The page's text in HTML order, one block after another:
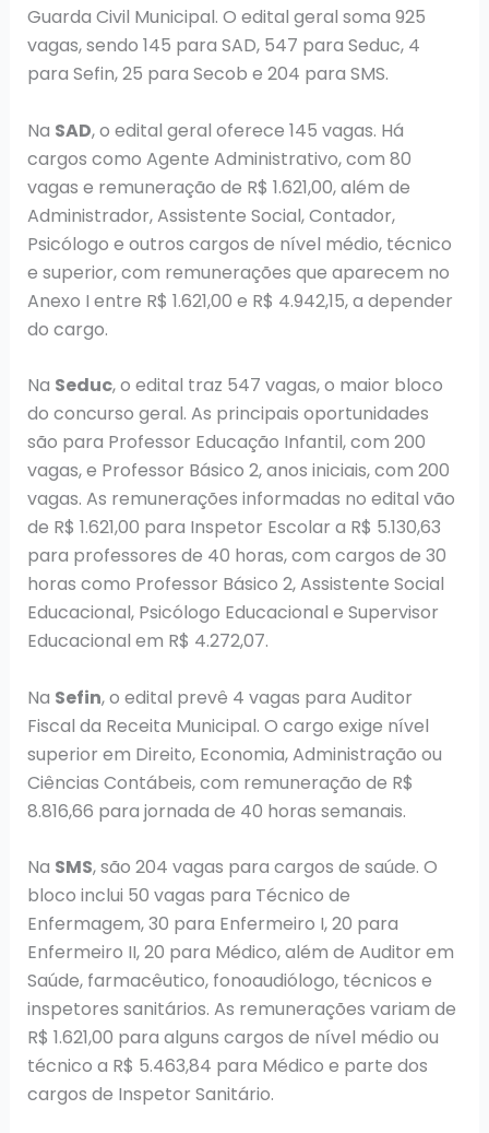
Guarda Civil Municipal. O edital geral soma 925
vagas, sendo 145 para SAD, 547 para Seduc, 4
para Sefin, 25 para Secob e 204 para SMS.
Na SAD, o edital geral oferece 145 vagas. Há
cargos como Agente Administrativo, com 80
vagas e remuneração de R$ 1.621,00, além de
Administrador, Assistente Social, Contador,
Psicólogo e outros cargos de nível médio, técnico
e superior, com remunerações que aparecem no
Anexo I entre R$ 1.621,00 e R$ 4.942,15, a depender
do cargo.
Na Seduc, o edital traz 547 vagas, o maior bloco
do concurso geral. As principais oportunidades
são para Professor Educação Infantil, com 200
vagas, e Professor Básico 2, anos iniciais, com 200
vagas. As remunerações informadas no edital vão
de R$ 1.621,00 para Inspetor Escolar a R$ 5.130,63
para professores de 40 horas, com cargos de 30
horas como Professor Básico 2, Assistente Social
Educacional, Psicólogo Educacional e Supervisor
Educacional em R$ 4.272,07.
Na Sefin, o edital prevê 4 vagas para Auditor
Fiscal da Receita Municipal. O cargo exige nível
superior em Direito, Economia, Administração ou
Ciências Contábeis, com remuneração de R$
8.816,66 para jornada de 40 horas semanais.
Na SMS, são 204 vagas para cargos de saúde. O
bloco inclui 50 vagas para Técnico de
Enfermagem, 30 para Enfermeiro I, 20 para
Enfermeiro II, 20 para Médico, além de Auditor em
Saúde, farmacêutico, fonoaudiólogo, técnicos e
inspetores sanitários. As remunerações variam de
R$ 1.621,00 para alguns cargos de nível médio ou
técnico a R$ 5.463,84 para Médico e parte dos
cargos de Inspetor Sanitário.